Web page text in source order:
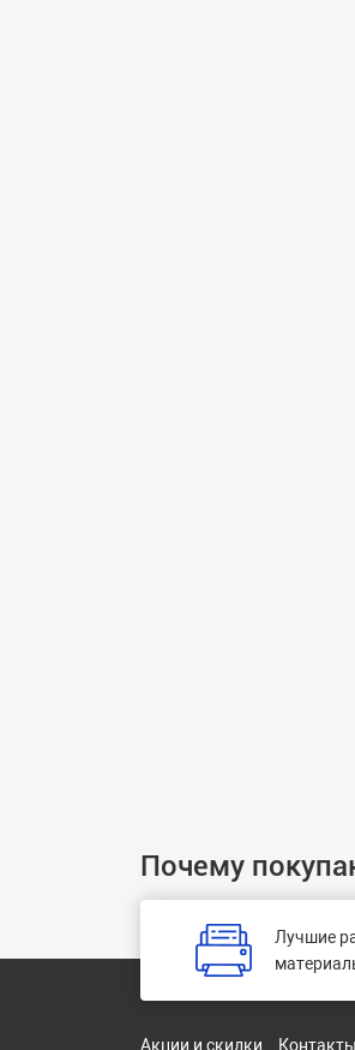
Почему
Лучшие
Акции и скидки Контакты